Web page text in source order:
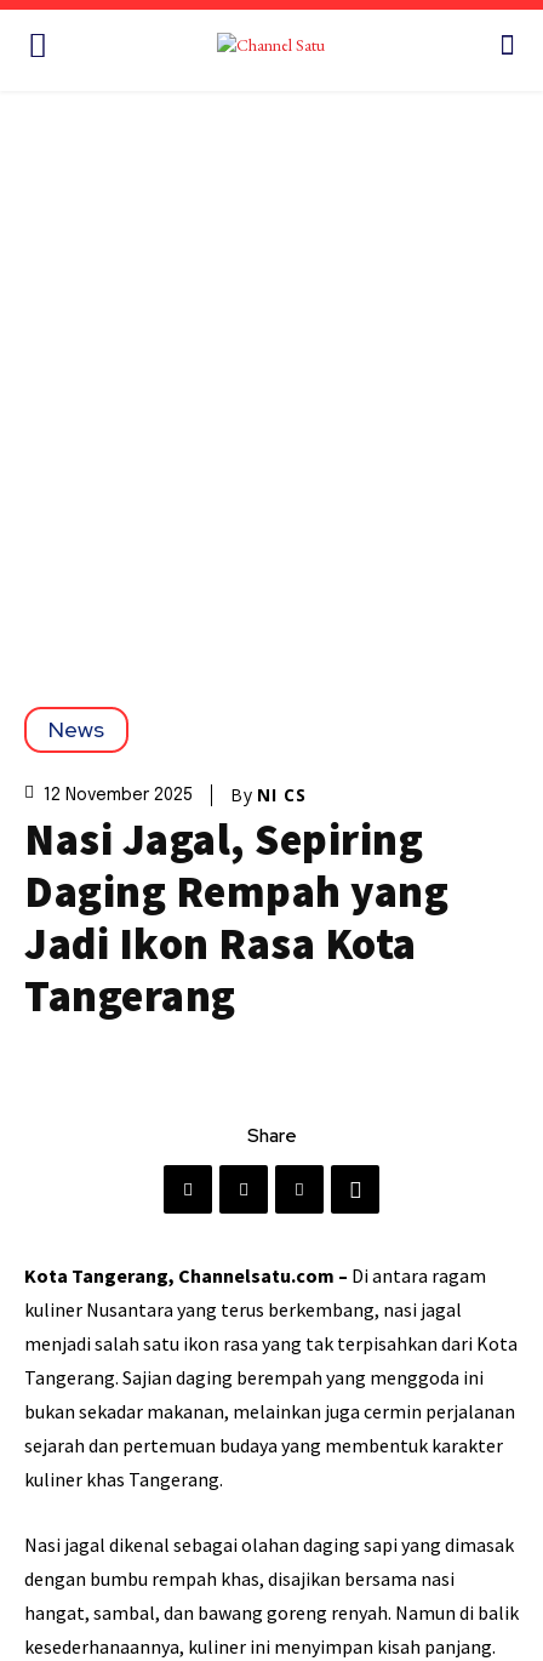
News
12 November 2025 By NI CS
Nasi Jagal, Sepiring
Daging Rempah yang
Jadi Ikon Rasa Kota
Tangerang
Share
Kota Tangerang, Channelsatu.com – Di antara ragam
kuliner Nusantara yang terus berkembang, nasi jagal
menjadi salah satu ikon rasa yang tak terpisahkan dari Kota
Tangerang. Sajian daging berempah yang menggoda ini
bukan sekadar makanan, melainkan juga cermin perjalanan
sejarah dan pertemuan budaya yang membentuk karakter
kuliner khas Tangerang.
Nasi jagal dikenal sebagai olahan daging sapi yang dimasak
dengan bumbu rempah khas, disajikan bersama nasi
hangat, sambal, dan bawang goreng renyah. Namun di balik
kesederhanaannya, kuliner ini menyimpan kisah panjang.